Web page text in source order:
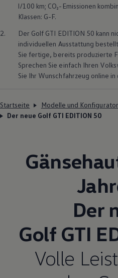
l/100 km; CO₂-Emissionen
Klassen: G-F.
2.
Der Golf GTI EDITION 50 kann
individuellen Ausstattung
Sie fertige, bereits produzierte
Sprechen Sie einfach Ihren
Sie Ihr Wunschfahrzeug online
Startseite
Modelle und Konfigurator
Der neue Golf GTI EDITION 50
Der
Golf GTI
Volle